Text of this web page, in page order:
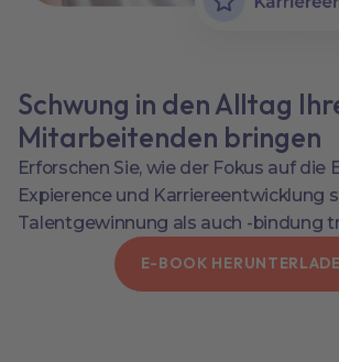
Schwung in den Alltag
Mitarbeitenden bringen
Erforschen Sie, wie der Fokus auf die
Expierence und Karriereentwicklung
Talentgewinnung als auch -bindung
E-BOOK